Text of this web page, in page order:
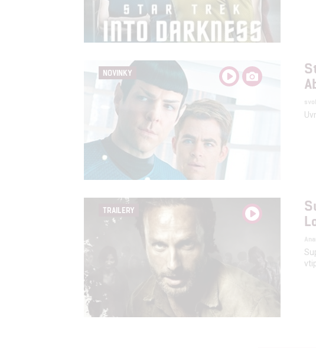
NOVINKY
TRAILERY
možnost: Zajištění
Poskytování a